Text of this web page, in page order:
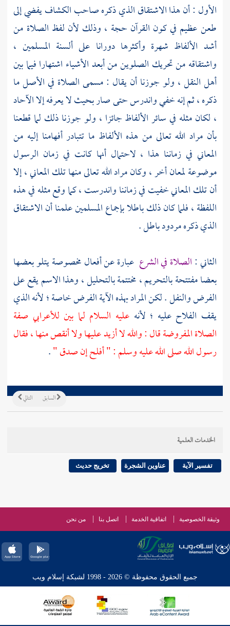
الأول : أن هذا الاشتقاق الذي ذكره صاحب الكشاف يفضي إلى
طعن عظيم في كون القرآن حجة ، وذلك لأن لفظ الصلاة من
أشد الألفاظ شهرة وأكثرها دورانا على ألسنة المسلمين ،
واشتقاقه من تحريك الصلوين من أبعد الأشياء اشتهارا فيما بين
أهل النقل ، ولو جوزنا أن يقال : مسمى الصلاة في الأصل ما
ذكره ، ثم إنه خفي واندرس حتى صار بحيث لا يعرفه إلا الآحاد
، لكان مثله في سائر الألفاظ جائزا ، ولو جوزنا ذلك لما قطعنا
بأن مراد الله تعالى من هذه الألفاظ ما تتبادر أفهامنا إليه من
المعاني في زماننا هذا ، لاحتمال أنها كانت في زمان الرسول
موضوعة لمعان أخر ، وكان مراد الله تعالى منها تلك المعاني ، إلا
أن تلك المعاني خفيت في زماننا واندرست ، كما وقع مثله في هذه
اللفظة ، فلما كان ذلك باطلا بإجماع المسلمين علمنا أن الاشتقاق
الذي ذكره مردود باطل .
الثاني :الصلاة في الشرع عبارة عن أفعال مخصوصة يتلو بعضها
بعضا مفتتحة بالتحريم ، مختتمة بالتحليل ، وهذا الاسم يقع على
الفرض والنفل . لكن المراد بهذه الآية الفرض خاصة ؛ لأنه الذي
يقف الفلاح عليه ؛ لأنه عليه السلام لما بين للأعرابي صفة
الصلاة المفروضة قال : والله لا أزيد عليها ولا أنقص منها ، فقال
رسول الله صلى الله عليه وسلم : " أفلح إن صدق ".
التالي السابق
الخدمات العلمية
تفسير الآية عناوين الشجرة تخريج حديث
وثيقة الخصوصية اتفاقية الخدمة اتصل بنا من نحن
جميع الحقوق محفوظة © 2026 - 1998 لشبكة إسلام ويب